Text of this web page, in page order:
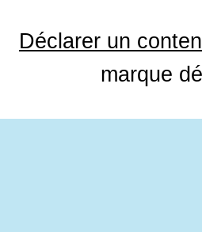
Déclarer un
marque